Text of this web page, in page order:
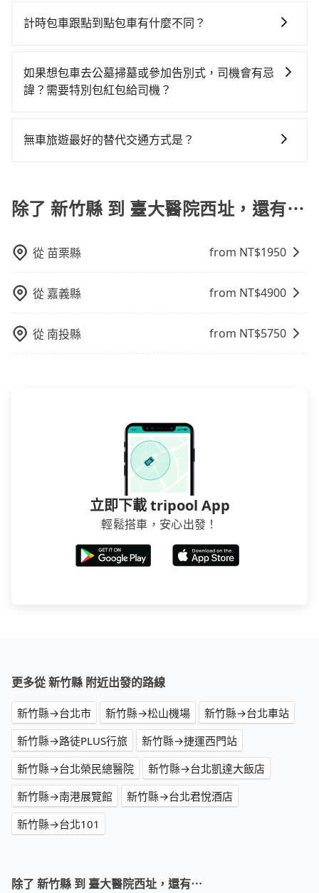
時1小時。選擇搭乘高鐵而不預約包車，不僅每人至少額
要乘車，也可參考tripool的拼車共乘服務，最多可再節
省50%的交通費用。
或九人座可供選擇，而且無人租車最令人詬病的就是車
樣。另外，偶爾也會遇到明明已經預約了時間但上一位
用戶卻遲遲尚未歸還，又或者要還車時卻偏偏找不到停
使用時還是有其區域的限制，實際可停靠的地點與你的
車。 旅行人數：人數多時包車較方便舒適且每個人攤提
車，不趕時間即可選用大眾運輸。 便利性：需要便利性
和方便性可選包車和計程車，喜歡探險和體驗當地文化
折優惠，只需在預定去程時勾選下方選項：「預定來
計時包車跟點到點包車有什麼不同？
不同之處： 計時包車：計時包車是按照用車時間來計
費，通常以每小時為單位，客戶可以根據自己的需要預
等。 點到點包車：點到點包車是按照里程和目的地來計
如果想包車去公墓掃墓或參加告別式，司機會有忌
諱？需要特別包紅包給司機？
都會提供接送服務。不過，如果您有其他特殊要求，例
您自行決定。不過，建議可事先詢問司機是否接受。」
無車旅遊最好的替代交通方式是？
公車、捷運、客運等，或者考慮租車。如果您想要更便
利的出行方式，您也可以選擇使用像是旅步提供的包車
除了 新竹縣 到 臺大醫院西址，還有⋯
從 苗栗縣 from NT$1950
從 嘉義縣 from NT$4900
從 南投縣 from NT$5750
立即下載 tripool App
輕鬆搭車，安心出發！
更多從 新竹縣 附近出發的路線
新竹縣→台北市 新竹縣→松山機場
新竹縣→台北車站
新竹縣→路徒PLUS行旅
新竹縣→捷運西門站
新竹縣→台北榮民總醫院
新竹縣→台北凱達大飯店
新竹縣→南港展覽館
新竹縣→台北君悅酒店
新竹縣→台北101
除了 新竹縣 到 臺大醫院西址，還有⋯